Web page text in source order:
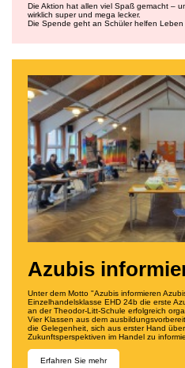
Die Aktion hat allen viel Spaß gemacht –
wirklich super und mega lecker.
Die Spende geht an Schüler helfen Leben
Azubis
Unter dem Motto "Azubis informieren
Einzelhandelsklasse EHD 24b die erste
an der Theodor-Litt-Schule erfolgreich
Vier Klassen aus dem
die Gelegenheit, sich aus erster Hand
Zukunftsperspektiven im Handel zu
Erfahren Sie mehr